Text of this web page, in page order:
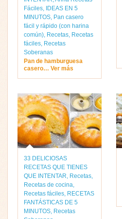
Fáciles IDEAS EN 5
MINUTOS Pan casero
fácil y rápido (con harina
común) Recetas Recetas
fáciles Recetas
Soberanas
Pan de hamburguesa
casero… Ver más
33 DELICIOSAS
RECETAS QUE TIENES
QUE INTENTAR, Recetas,
Recetas de cocina,
Recetas fáciles, RECETAS
FANTÁSTICAS DE 5
MINUTOS, Recetas